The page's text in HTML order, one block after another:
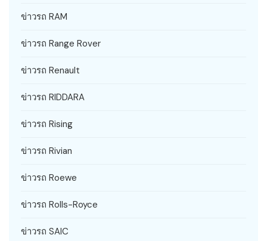
ข่าวรถ RAM
ข่าวรถ Range Rover
ข่าวรถ Renault
ข่าวรถ RIDDARA
ข่าวรถ Rising
ข่าวรถ Rivian
ข่าวรถ Roewe
ข่าวรถ Rolls-Royce
ข่าวรถ SAIC